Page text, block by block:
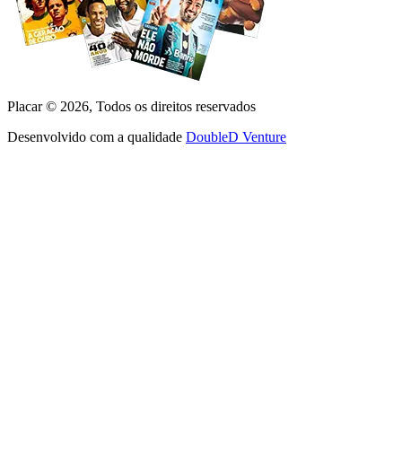
Placar © 2026, Todos os direitos reservados
Desenvolvido com a qualidade DoubleD Venture